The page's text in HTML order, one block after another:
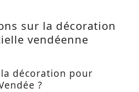
sur la décoration
vendéenne
décoration pour
?